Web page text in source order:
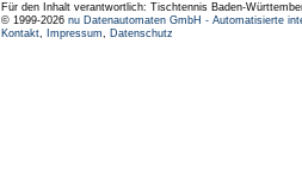
Für den Inhalt verantwortlich: Tischtennis Baden-
© 1999-2026 nu Datenautomaten GmbH - Automatisierte
Kontakt, Impressum, Datenschutz